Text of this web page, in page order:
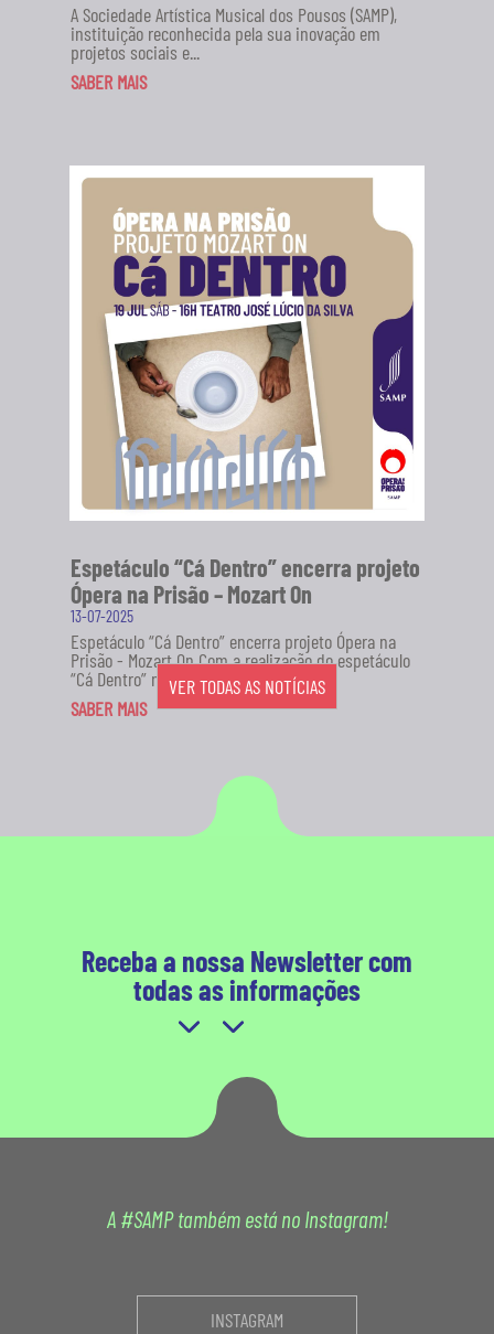
A Sociedade Artística Musical dos Pousos (SAMP),
instituição reconhecida pela sua inovação em
projetos sociais e...
SABER MAIS
Espetáculo “Cá Dentro” encerra projeto
Ópera na Prisão – Mozart On
13-07-2025
Espetáculo “Cá Dentro” encerra projeto Ópera na
Prisão - Mozart On Com a realização do espetáculo
“Cá Dentro” no...
SABER MAIS
VER TODAS AS NOTÍCIAS
Receba a nossa Newsletter com
todas as informações
A #SAMP também está no Instagram!
INSTAGRAM